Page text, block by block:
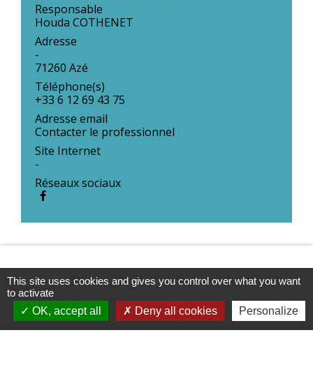
Responsable
Houda COTHENET
Adresse
-
71260 Azé
Téléphone(s)
+33 6 12 69 43 75
Adresse email
Contacter le professionnel
Site Internet
-
Réseaux sociaux
Contacts & Horaires
This site uses cookies and gives you control over what you want
to activate
OK, accept all
Deny all cookies Personalize